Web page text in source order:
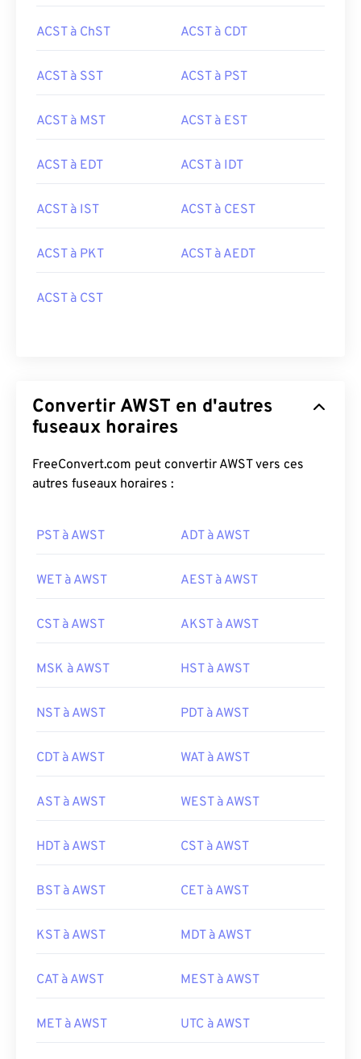
ACST à ChST ACST à CDT
ACST à SST ACST à PST
ACST à MST ACST à EST
ACST à EDT ACST à IDT
ACST à IST ACST à CEST
ACST à PKT ACST à AEDT
ACST à CST
Convertir AWST en d'autres
fuseaux horaires
FreeConvert.com peut convertir AWST vers ces
autres fuseaux horaires :
PST à AWST ADT à AWST
WET à AWST AEST à AWST
CST à AWST AKST à AWST
MSK à AWST HST à AWST
NST à AWST PDT à AWST
CDT à AWST WAT à AWST
AST à AWST WEST à AWST
HDT à AWST CST à AWST
BST à AWST CET à AWST
KST à AWST MDT à AWST
CAT à AWST MEST à AWST
MET à AWST UTC à AWST